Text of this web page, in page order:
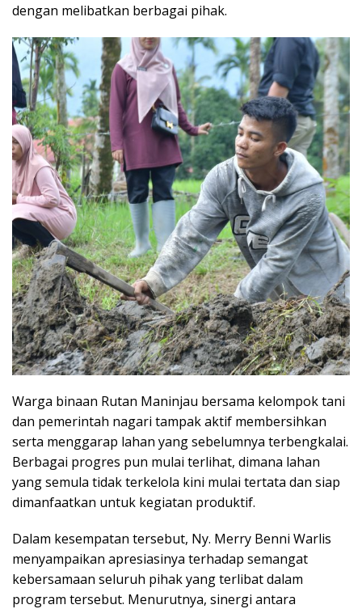
dengan melibatkan berbagai pihak.
Warga binaan Rutan Maninjau bersama kelompok tani
dan pemerintah nagari tampak aktif membersihkan
serta menggarap lahan yang sebelumnya terbengkalai.
Berbagai progres pun mulai terlihat, dimana lahan
yang semula tidak terkelola kini mulai tertata dan siap
dimanfaatkan untuk kegiatan produktif.
Dalam kesempatan tersebut, Ny. Merry Benni Warlis
menyampaikan apresiasinya terhadap semangat
kebersamaan seluruh pihak yang terlibat dalam
program tersebut. Menurutnya, sinergi antara